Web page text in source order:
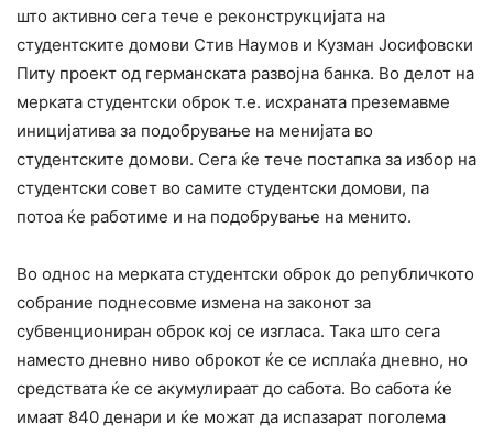
што активно сега тече е реконструкцијата на
студентските домови Стив Наумов и Кузман Јосифовски
Питу проект од германската развојна банка. Во делот на
мерката студентски оброк т.е. исхраната преземавме
иницијатива за подобрување на менијата во
студентските домови. Сега ќе тече постапка за избор на
студентски совет во самите студентски домови, па
потоа ќе работиме и на подобрување на менито.
Во однос на мерката студентски оброк до републичкото
собрание поднесовме измена на законот за
субвенциониран оброк кој се изгласа. Така што сега
наместо дневно ниво оброкот ќе се исплаќа дневно, но
средствата ќе се акумулираат до сабота. Во сабота ќе
имаат 840 денари и ќе можат да испазарат поголема